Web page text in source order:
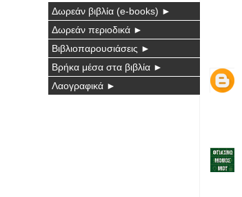
Δωρεάν βιβλία (e-books) ►
Δωρεάν περιοδικά ►
Βιβλιοπαρουσιάσεις ►
Βρήκα μέσα στα βιβλία ►
Λαογραφικά ►